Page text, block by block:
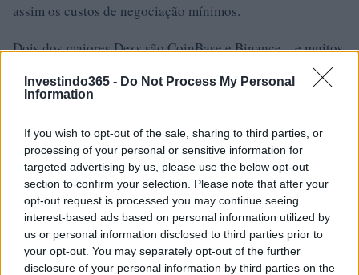
Investindo365 - Do Not Process My Personal
Information
If you wish to opt-out of the sale, sharing to third parties, or
processing of your personal or sensitive information for
targeted advertising by us, please use the below opt-out
section to confirm your selection. Please note that after your
opt-out request is processed you may continue seeing
interest-based ads based on personal information utilized by
us or personal information disclosed to third parties prior to
your opt-out. You may separately opt-out of the further
disclosure of your personal information by third parties on the
assim os custos de negociação mínimos.
Dois dos maiores Dexs são CoinBase e Binance – e muitos
argumentaram que eles adquiriram autoridade demais
devido ao domínio do mercado. No entanto, há cada vez
alternativas de trocar criptomoedas, abrindo ainda mais o
mercado.
Existem vários outros DeXs no mercado, incluindo
Uniswap, SushiSwap e Pancake Swap. Muitas outras
plataformas também anunciaram sua intenção de lançar
suas próprias trocas proprietárias, incluindo moedas meme